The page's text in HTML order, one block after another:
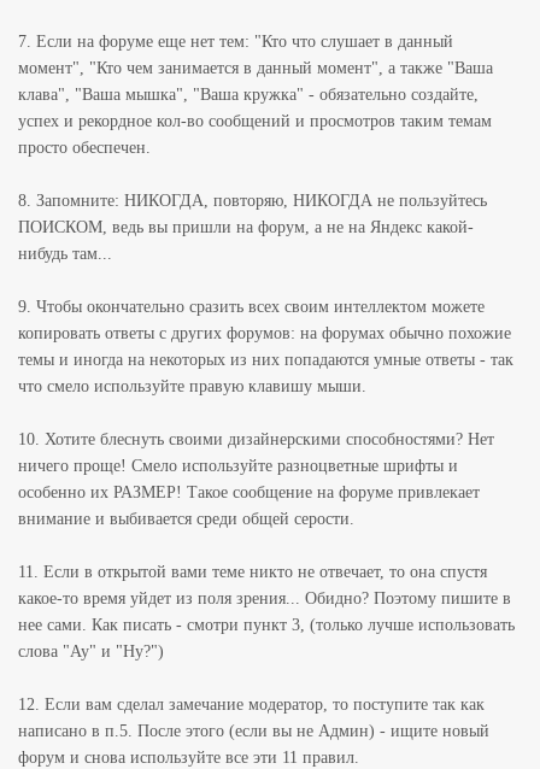
7. Если на форуме еще нет тем: "Кто что слушает в данный
момент", "Кто чем занимается в данный момент", а также "Ваша
клава", "Ваша мышка", "Ваша кружка" - обязательно создайте,
успех и рекордное кол-во сообщений и просмотров таким темам
просто обеспечен.
8. Запомните: НИКОГДА, повторяю, НИКОГДА не пользуйтесь
ПОИСКОМ, ведь вы пришли на форум, а не на Яндекс какой-
нибудь там...
9. Чтобы окончательно сразить всех своим интеллектом можете
копировать ответы с других форумов: на форумах обычно похожие
темы и иногда на некоторых из них попадаются умные ответы - так
что смело используйте правую клавишу мыши.
10. Хотите блеснуть своими дизайнерскими способностями? Нет
ничего проще! Смело используйте разноцветные шрифты и
особенно их РАЗМЕР! Такое сообщение на форуме привлекает
внимание и выбивается среди общей серости.
11. Если в открытой вами теме никто не отвечает, то она спустя
какое-то время уйдет из поля зрения... Обидно? Поэтому пишите в
нее сами. Как писать - смотри пункт 3, (только лучше использовать
слова "Ау" и "Ну?")
12. Если вам сделал замечание модератор, то поступите так как
написано в п.5. После этого (если вы не Админ) - ищите новый
форум и снова используйте все эти 11 правил.